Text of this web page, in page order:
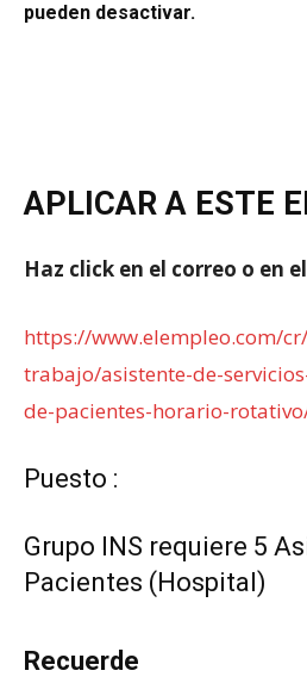
pueden desactivar.
APLICAR A ESTE
Haz click en el correo o en
https://www.elempleo.com/
trabajo/asistente-de-
de-pacientes-horario-
Puesto :
Grupo INS requiere 5
Pacientes (Hospital)
Recuerde